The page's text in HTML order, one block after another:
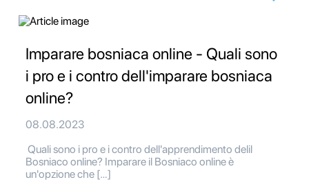
Imparare bosniaca online - Quali sono
i pro e i contro dell'imparare bosniaca
online?
08.08.2023
Quali sono i pro e i contro dell'apprendimento delil
Bosniaco online? Imparare il Bosniaco online è
un'opzione che […]